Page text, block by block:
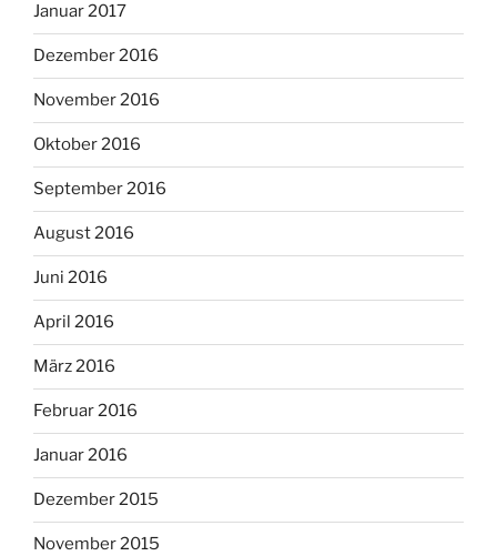
Januar 2017
Dezember 2016
November 2016
Oktober 2016
September 2016
August 2016
Juni 2016
April 2016
März 2016
Februar 2016
Januar 2016
Dezember 2015
November 2015